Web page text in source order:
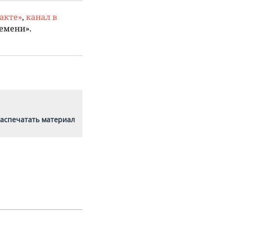
, канал в
материал